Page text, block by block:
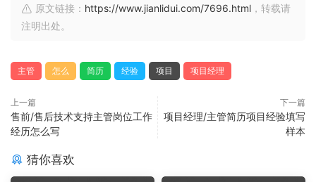
原文链接： https://www.jianlidui.com/7696.html ，转载请
注明出处。
主管 怎么 简历 经验 项目 项目经理
上一篇
售前/售后技术支持主管岗位工作
经历怎么写
下一篇
项目经理/主管简历项目经验填写
样本
猜你喜欢